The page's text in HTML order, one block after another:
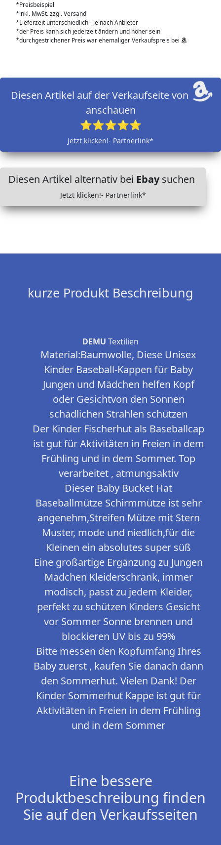
*Preisbeispiel
*inkl. MwSt. zzgl. Versand
*Lieferzeit unterschiedlich - je nach Anbieter
*der Preis kann sich jederzeit ändern und höher sein
*durchgestrichener Preis war ehemaliger Verkaufspreis bei
Diesen Artikel auf der Verkaufseite von
anschauen
⭐⭐⭐⭐⭐
Jetzt klicken!- Partnerlink*
Diesen Artikel alternativ bei Ebaysuchen
Jetzt klicken!- Partnerlink*
kurze Produkt Beschreibung
DEMU Textilien
Material:Baumwolle, Diese Unisex
Kinder Baseball-Kappen für Baby
Jungen und Mädchen helfen Kopf
oder Gesichtvon den Sonnen
schädlichen Strahlen schützen
Der Kinder Fischerhut als Baseballcap
ist gut für Aktivitäten in Freien in dem
Frühling und in dem Sommer. Top
verarbeitet , atmungsaktiv
Dieser Baby Bucket Hat
Baseballmütze Schirmmütze ist sehr
angenehm,Streifen Mütze mit Stern
Muster, mode und niedlich,für die
Kleinen ein absolutes super süß
Eine großartige Ergänzung zu Jungen
Mädchen Kleiderschrank, immer
modisch, passt zu jedem Kleider,
perfekt zu schützen Kinders Gesicht
vor Sommer Sonne brennen und
blockieren UV bis zu 99%
Bitte messen den Kopfumfang Ihres
Baby zuerst , kaufen Sie danach dann
den Sommerhut. Vielen Dank! Der
Kinder Sommerhut Kappe ist gut für
Aktivitäten in Freien in dem Frühling
und in dem Sommer
Eine bessere
Produktbeschreibung finden
Sie auf den Verkaufsseiten